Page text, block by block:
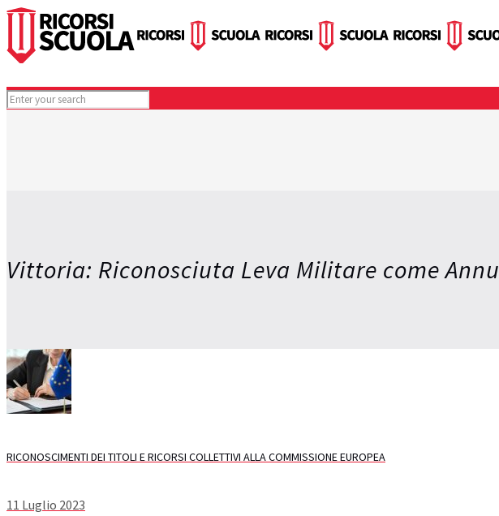
Vittoria: Riconosciuta Leva Militare come
RICONOSCIMENTI DEI TITOLI E RICORSI COLLETTIVI ALLA COMMISSIONE EUROPEA
11 Luglio 2023